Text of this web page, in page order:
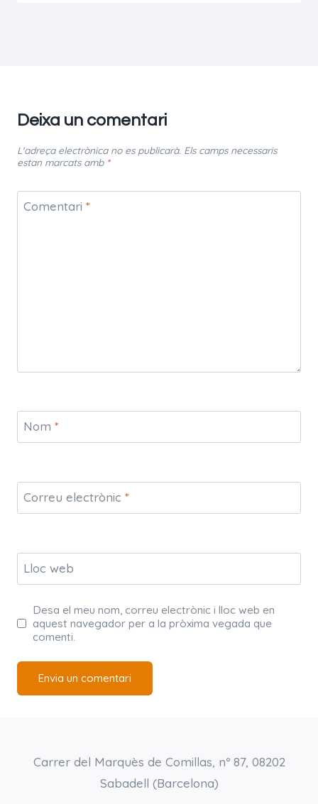
Deixa un comentari
L'adreça electrònica no es publicarà. Els camps necessaris
estan marcats amb *
Comentari *
Nom *
Correu electrònic *
Lloc web
Desa el meu nom, correu electrònic i lloc web en
aquest navegador per a la pròxima vegada que
comenti.
Carrer del Marquès de Comillas, nº 87, 08202
Sabadell (Barcelona)